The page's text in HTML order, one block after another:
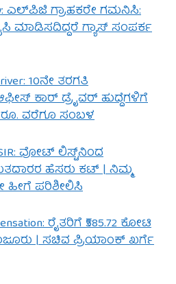
ಎಲ್‌ಪಿಜಿ ಗ್ರಾಹಕರೇ ಗಮನಿಸಿ:
ಮಾಡಿಸದಿದ್ದರೆ ಗ್ಯಾಸ್ ಸಂಪರ್ಕ
10ನೇ ತರಗತಿ
ಕಾರ್ ಡ್ರೈವರ್ ಹುದ್ದೆಗಳಿಗೆ
ರೂ. ವರೆಗೂ ಸಂಬಳ
SIR: ವೋಟ್ ಲಿಸ್ಟ್‌ನಿಂದ
ಹೆಸರು ಕಟ್ | ನಿಮ್ಮ
ಹೀಗೆ ಪರಿಶೀಲಿಸಿ
ರೈತರಿಗೆ ₹585.72 ಕೋಟಿ
| ಸಚಿವ ಪ್ರಿಯಾಂಕ್ ಖರ್ಗೆ